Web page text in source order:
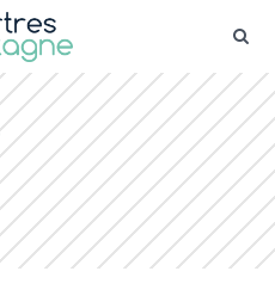
sur le site de la ville de
phyto / 4 fleurs